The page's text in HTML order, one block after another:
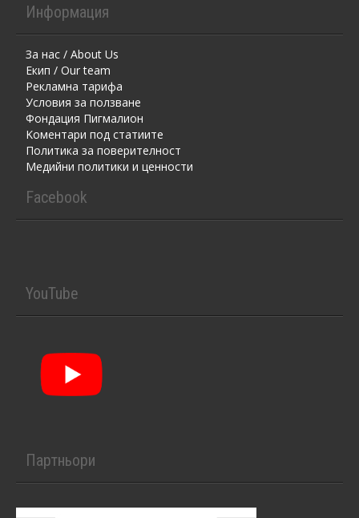
Информация
За нас / About Us
Екип / Our team
Рекламна тарифа
Условия за ползване
Фондация Пигмалион
Kоментaри под статиите
Политика за поверителност
Медийни политики и ценности
Facebook
YouTube
Партньори